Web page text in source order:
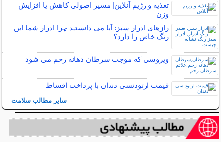
تغذیه و رژیم آنلاین| مسیر اصولی کاهش یا افزایش
وزن
رازهای ادرار سبز: آیا می دانستید چرا ادرار شما این
رنگ خاص را دارد؟
ویروسی که موجب سرطان دهانه رحم می شود
قیمت ارتودنسی دندان با پرداخت اقساط
سایر مطالب سلامت